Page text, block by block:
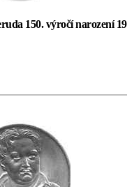
150. výročí narození